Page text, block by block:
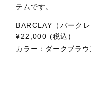
テムです。
BARCLAY（バーク
¥22,000 (税込)
カラー： ダークブラウ